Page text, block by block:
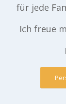
für jede
Ich freue